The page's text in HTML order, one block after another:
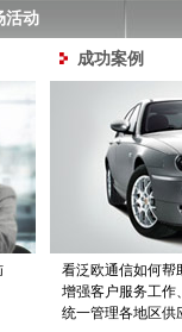
活动
成功案例
看泛欧通信如何帮
增强客户服务工作
统一管理各地区供